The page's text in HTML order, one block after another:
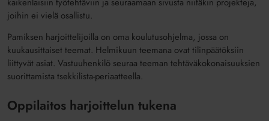
kaikenlaisiin työtehtäviin ja seuraamaan sivusta niitäkin projekteja,
joihin ei vielä osallistu.
Pamiksen harjoittelijoilla on oma koulutusohjelma, jossa on
kuukausittaiset teemat. Helmikuun teemana ovat tilinpäätöksiin
liittyvät asiat. Vastuuhenkilö seuraa teeman tehtäväkokonaisuuksien
suorittamista tsekkilista-periaatteella.
Oppilaitos harjoittelun tukena